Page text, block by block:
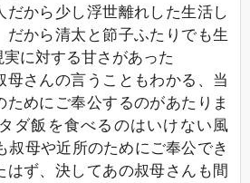
だから少し浮世離れした生活し
だから清太と節子ふたりでも生
に対する甘さがあった
母さんの言うこともわかる、当
ためにご奉公するのがあたりま
ダ飯を食べるのはいけない風
叔母や近所のためにご奉公でき
はず、決してあの叔母さんも間